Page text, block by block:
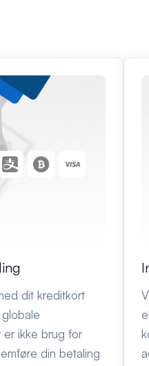
dit kreditkort
er ikke brug for
din betaling